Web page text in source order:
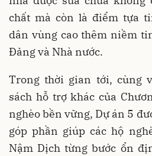
chất mà còn là điểm tựa
dân vùng cao thêm niềm
Đảng và Nhà nước.
Trong thời gian tới, cùng
sách hỗ trợ khác của
nghèo bền vững, Dự án 5
góp phần giúp các hộ
Nậm Dịch từng bước ổn